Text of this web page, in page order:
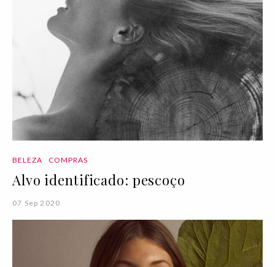
BELEZA COMPRAS
Alvo identificado: pescoço
07 Sep 2020